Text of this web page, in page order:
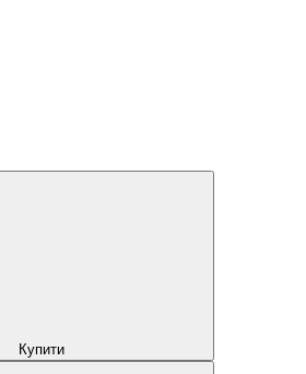
Купити